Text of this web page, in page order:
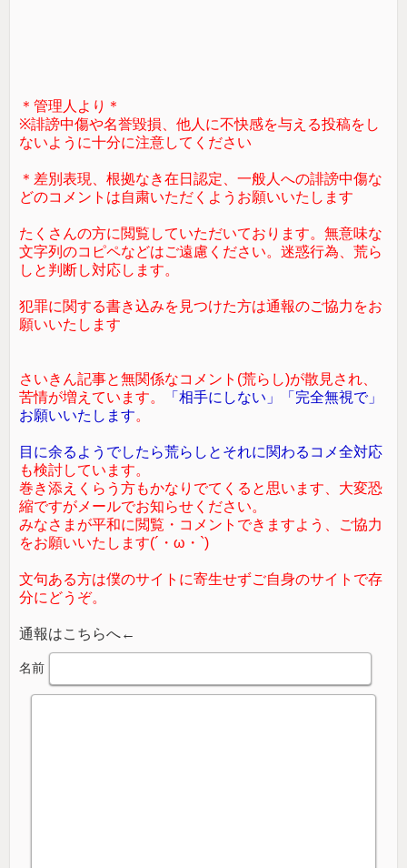
＊管理人より＊
※誹謗中傷や名誉毀損、他人に不快感を与える投稿をし
ないように十分に注意してください
＊差別表現、根拠なき在日認定、一般人への誹謗中傷な
どのコメントは自粛いただくようお願いいたします
たくさんの方に閲覧していただいております。無意味な
文字列のコピペなどはご遠慮ください。迷惑行為、荒ら
しと判断し対応します。
犯罪に関する書き込みを見つけた方は通報のご協力をお
願いいたします
さいきん記事と無関係なコメント(荒らし)が散見され、
苦情が増えています。
「相手にしない」「完全無視で」
お願いいたします。
目に余るようでしたら荒らしとそれに関わるコメ全対応
も検討しています。
巻き添えくらう方もかなりでてくると思います、大変恐
縮ですがメールでお知らせください。
みなさまが平和に閲覧・コメントできますよう、ご協力
をお願いいたします(´・ω・`)
文句ある方は僕のサイトに寄生せずご自身のサイトで存
分にどうぞ。
通報はこちらへ←
名前